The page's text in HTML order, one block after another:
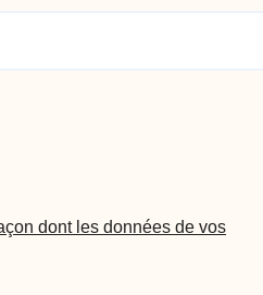
dont les données de vos